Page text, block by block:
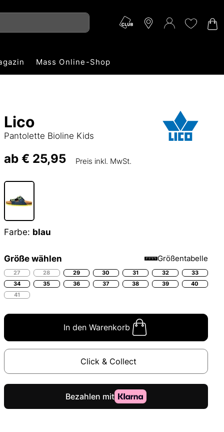
Mass Online-Shop
Lico
Pantolette Bioline Kids
ab € 25,95 Preis inkl. MwSt.
Farbe: blau
Größe wählen Größentabelle
27 28 29 30 31 32
33
34
35 36 37 38 39
40
41
In den Warenkorb
Click & Collect